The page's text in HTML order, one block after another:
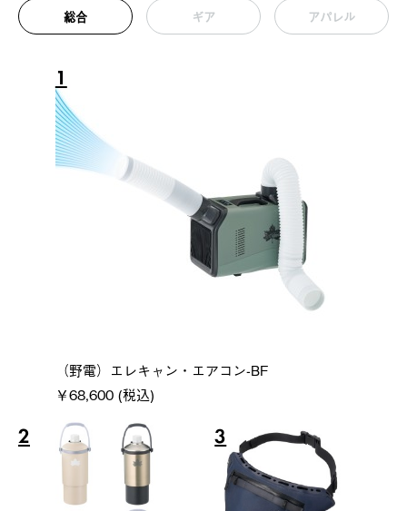
総合 ギア アパレル
1
（野電）エレキャン・エアコン-BF
￥68,600 (税込)
2 3